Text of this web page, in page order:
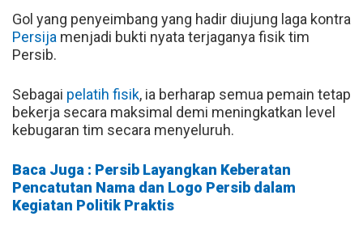
Gol yang penyeimbang yang hadir diujung laga kontra
Persija menjadi bukti nyata terjaganya fisik tim
Persib.
Sebagai pelatih fisik, ia berharap semua pemain tetap
bekerja secara maksimal demi meningkatkan level
kebugaran tim secara menyeluruh.
Baca Juga : Persib Layangkan Keberatan
Pencatutan Nama dan Logo Persib dalam
Kegiatan Politik Praktis